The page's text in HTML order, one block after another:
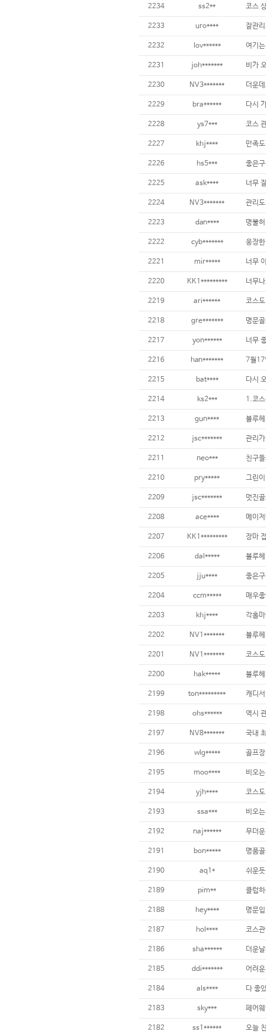
2234 ss2**
2233 uro**** 잘관
2232 lov******
2231 joh*******
2230 NV3*******
2229 bra******
2228 ys7***
2227 khj****
2226 hs5*** 좋은
2225 ask****
2224 NV3*******
2223 dan****
2222 cyb******* 웅장
2221 mir***** 너무
2220 KK1*********
2219 ari******
2218 gre******* 명문
2217 yon******
2216 han*******
2215 bat****
2214 ks2***
2213 gun****
2212 jsc*******
2211 neo***
2210 pry*****
2209 jsc*******
2208 ace****
2207 KK1*********
2206 dal*****
2205 jju****
2204 ccm*****
2203 khj****
2202 NV1*******
2201 NV1*******
2200 hak***** 블루
2199 ton********* 캐디
2198 ohs****** 역시
2197 NV8*******
2196 wlg***** 골프
2195 moo****
2194 yjh****
2193 ssa***
2192 naj******
2191 bon*****
2190 aq1*
2189 pim**
2188 hey****
2187 hol****
2186 sha******
2185 ddi*******
2184 als**** 다 좋
2183 sky***
2182 ss1******